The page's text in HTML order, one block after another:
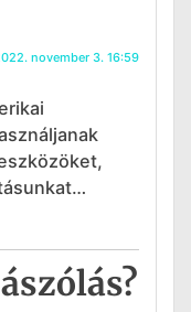
november 3. 16:59